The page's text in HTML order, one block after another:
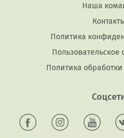
Наша
Политика
Пользовательское
Политика